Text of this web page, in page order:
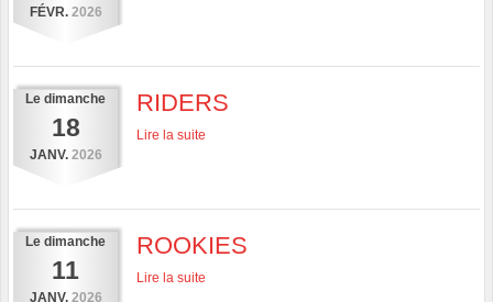
FÉVR. 2026
Le dimanche
18
JANV. 2026
RIDERS
Lire la suite
Le dimanche
11
JANV. 2026
ROOKIES
Lire la suite